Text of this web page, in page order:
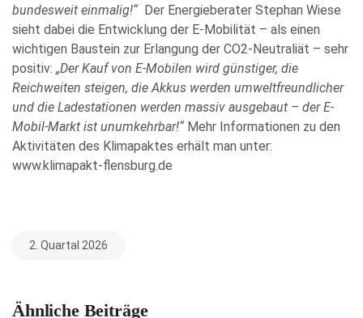
bundesweit einmalig!“Der Energieberater Stephan Wiese
sieht dabei die Entwicklung der E-Mobilität – als einen
wichtigen Baustein zur Erlangung der CO2-Neutraliät – sehr
positiv: „Der Kauf von E-Mobilen wird günstiger, die
Reichweiten steigen, die Akkus werden umweltfreundlicher
und die Ladestationen werden massiv ausgebaut – der E-
Mobil-Markt ist unumkehrbar!“ Mehr Informationen zu den
Aktivitäten des Klimapaktes erhält man unter:
www.klimapakt-flensburg.de
2. Quartal 2026
Ähnliche Beiträge